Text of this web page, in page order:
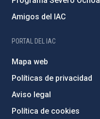
Amigos del IAC
PORTAL DEL IAC
Mapa web
Políticas de privacidad
Aviso legal
Política de cookies